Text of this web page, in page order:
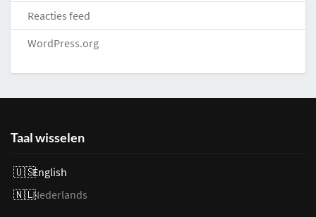
Reacties feed
WordPress.org
Taal wisselen
English
Nederlands